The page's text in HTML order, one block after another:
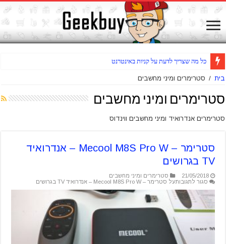
שואב שוטף רצפות אלחוטי Jimmy HW8 Pr
בית / סטרימרים ומיני מחשבים
סטרימרים ומיני מחשבים
סטרימרים אנדרואיד ומיני מחשבים ווינדוס
סטרימר – Mecool M8S Pro W – אנדרואיד
TV בגרושים
21/05/2018
סטרימרים ומיני מחשבים
סגור לתגובותעל סטרימר – Mecool M8S Pro W – אנדרואיד TV בגרושים